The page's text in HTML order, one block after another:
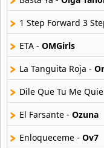
Ok Go
26 músicas online
Okami Kakushi
18 músicas online
Okami San To
20 músicas online
Okkervil River
12 músicas online
1 Step Forward 3
ETA - OMGirls
La Tanguita Roja -
Dile Que Tu Me
El Farsante - Ozuna
Enloqueceme - Ov7